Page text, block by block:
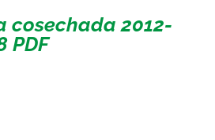
cosechada 2012-
PDF